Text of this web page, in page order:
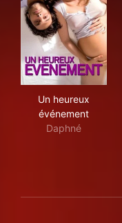
Un heureux
événement
Daphné